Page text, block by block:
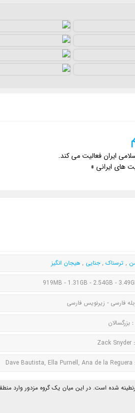
ایران فعالیت می کند.
های ایرانی »
,ترسناک ,جنایی ,هیجان انگیز
919MB - 1.31GB - 2.54GB -
فارسی - زیرنویس فارسی
:بزرگسالان
:
Zack Snyder
Dave Bautista, Ella Purnell, Ana de la Reguera
شده است. در این میان یک گروه مزدور وارد